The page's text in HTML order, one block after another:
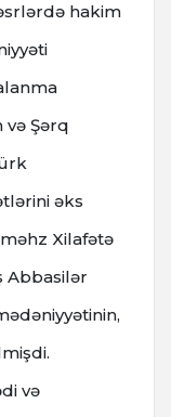
hakim
və Şərq
əks
Xilafətə
Abbasilər
və